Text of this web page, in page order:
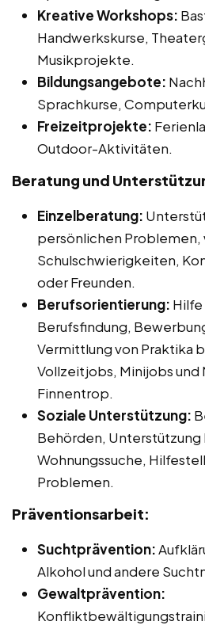
Kreative Workshops:
Handwerkskurse,
Musikprojekte.
Bildungsangebote:
Sprachkurse,
Freizeitprojekte:
Outdoor-Aktivitäten.
Beratung und
Einzelberatung:
persönlichen Problemen,
Schulschwierigkeiten,
oder Freunden.
Berufsorientierung:
Berufsfindung,
Vermittlung von Praktika
Vollzeitjobs, Minijobs und
Finnentrop.
Soziale Unterstützung:
Behörden, Unterstützung
Wohnungssuche,
Problemen.
Präventionsarbeit:
Suchtprävention:
Alkohol und andere
Gewaltprävention: